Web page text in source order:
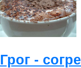
Грог -